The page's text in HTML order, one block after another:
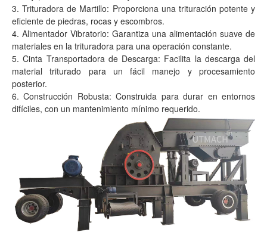
3. Trituradora de Martillo: Proporciona una trituración potente y
eficiente de piedras, rocas y escombros.
4. Alimentador Vibratorio: Garantiza una alimentación suave de
materiales en la trituradora para una operación constante.
5. Cinta Transportadora de Descarga: Facilita la descarga del
material triturado para un fácil manejo y procesamiento
posterior.
6. Construcción Robusta: Construida para durar en entornos
difíciles, con un mantenimiento mínimo requerido.